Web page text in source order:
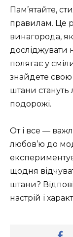
Пам’ятайте,
правилам. Це
винагорода,
досліджувати
полягає у
знайдете свою
штани стануть
подорожі.
От і все —
любов’ю до
щодня
штани?
настрій і